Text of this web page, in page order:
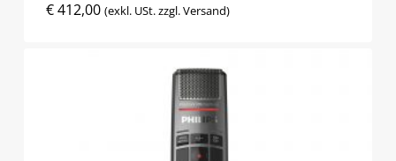
€412,00 (exkl. USt. zzgl. Versand)